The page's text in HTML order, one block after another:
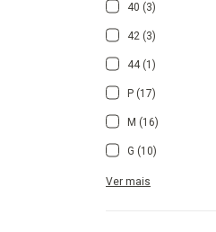
40 (3)
42 (3)
44 (1)
P (17)
M (16)
G (10)
Ver mais